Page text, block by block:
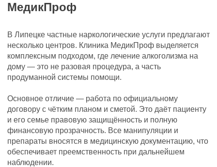
МедикПроф
В Липецке частные наркологические услуги предлагают
несколько центров. Клиника МедикПроф выделяется
комплексным подходом, где лечение алкоголизма на
дому — это не разовая процедура, а часть
продуманной системы помощи.
Основное отличие — работа по официальному
договору с чётким планом и сметой. Это даёт пациенту
и его семье правовую защищённость и полную
финансовую прозрачность. Все манипуляции и
препараты вносятся в медицинскую документацию, что
обеспечивает преемственность при дальнейшем
наблюдении.